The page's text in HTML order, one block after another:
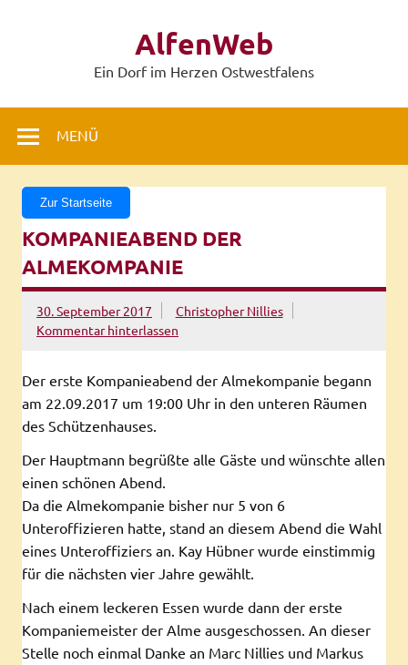
AlfenWeb
Ein Dorf im Herzen Ostwestfalens
MENÜ
Zur Startseite
KOMPANIEABEND DER
ALMEKOMPANIE
30. September 2017
Christopher Nillies
Kommentar hinterlassen
Der erste Kompanieabend der Almekompanie begann
am 22.09.2017 um 19:00 Uhr in den unteren Räumen
des Schützenhauses.
Der Hauptmann begrüßte alle Gäste und wünschte allen
einen schönen Abend.
Da die Almekompanie bisher nur 5 von 6
Unteroffizieren hatte, stand an diesem Abend die Wahl
eines Unteroffiziers an. Kay Hübner wurde einstimmig
für die nächsten vier Jahre gewählt.
Nach einem leckeren Essen wurde dann der erste
Kompaniemeister der Alme ausgeschossen. An dieser
Stelle noch einmal Danke an Marc Nillies und Markus